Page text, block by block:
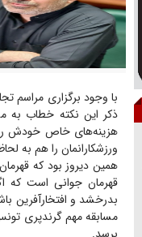
با وجود برگزاری مراسم
ذکر این نکته خطاب به
هزینه‌های خاص خودش را
ورزشکارانمان را هم به
همین دیروز بود که
قهرمان جوانی است که
بدرخشد و افتخار‌آفرین
مسابقه مهم گرندپری